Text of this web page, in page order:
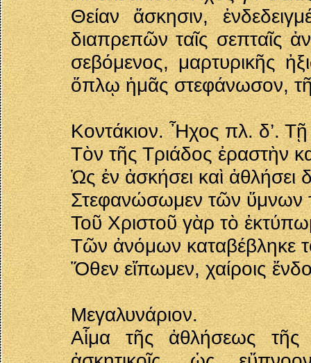
Θείαν ἄσκησιν,
διαπρεπῶν ταῖς σεπταῖς
σεβόμενος, μαρτυρικῆς
ὅπλῳ ἡμᾶς στεφάνωσον,
Κοντάκιον. Ἦχος πλ. δ’.
Τὸν τῆς Τριάδος ἐραστὴν
Ὡς ἐν ἀσκήσει καὶ ἀθλήσει
Στεφανώσωμεν τῶν ὕμνων
Τοῦ Χριστοῦ γὰρ τὸ
Τῶν ἀνόμων καταβέβληκε
Ὅθεν εἴπωμεν, χαίροις
Μεγαλυνάριον.
Αἷμα τῆς ἀθλήσεως τῆς